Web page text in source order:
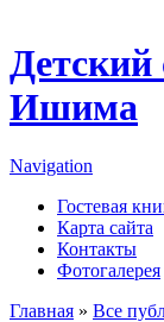
Детский
Ишима
Navigation
Гостевая
Карта сайта
Контакты
Фотогалерея
Главная » Все